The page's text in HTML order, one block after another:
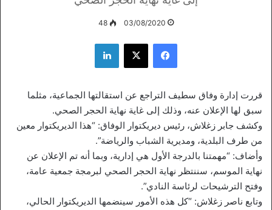
03/08/2020
48
فيسبوك ‫X لينكدإن
قررت إدارة وفاق سطيف التراجع عن استقالتها الجماعية، مثلما
سبق لها الإعلان عنه، وذلك إلى غاية نهاية الحجر الصحي.
وكشف جابر زغلاش، رئيس ديريكتوار الوفاق: “هذا الديريكتوار معين
من طرف البلدية، ومديرية الشباب والرياضة”.
وأضاف: “مهمتنا بالدرجة الأول هي إدارية، وبما أنه تم الإعلان عن
نهاية الموسم، سننتظر نهاية الحجر الصحي لبرمجة جمعية عامة،
وفتح الترشيحات لرئاسة النادي”.
وتابع ناصر زغلاش: “كل هذه الأمور سينضمها الديريكتوار الحالي،